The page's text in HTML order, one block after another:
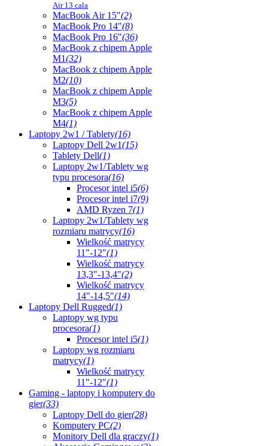
Air 13 cala
MacBook Air 15"(2)
MacBook Pro 14"(8)
MacBook Pro 16"(36)
MacBook z chipem Apple
M1(32)
MacBook z chipem Apple
M2(10)
MacBook z chipem Apple
M3(5)
MacBook z chipem Apple
M4(1)
Laptopy 2w1 / Tablety(16)
Laptopy Dell 2w1(15)
Tablety Dell(1)
Laptopy 2w1/Tablety wg
typu procesora(16)
Procesor intel i5(6)
Procesor intel i7(9)
AMD Ryzen 7(1)
Laptopy 2w1/Tablety wg
rozmiaru matrycy(16)
Wielkość matrycy
11"-12"(1)
Wielkość matrycy
13,3"-13,4"(2)
Wielkość matrycy
14"-14,5"(14)
Laptopy Dell Rugged(1)
Laptopy wg typu
procesora(1)
Procesor intel i5(1)
Laptopy wg rozmiaru
matrycy(1)
Wielkość matrycy
11"-12"(1)
Gaming - laptopy i komputery do
gier(33)
Laptopy Dell do gier(28)
Komputery PC(2)
Monitory Dell dla graczy(1)